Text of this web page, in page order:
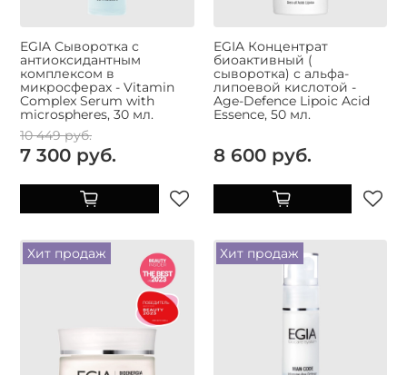
EGIA Сыворотка с
антиоксидантным
комплексом в
микросферах - Vitamin
Complex Serum with
microspheres, 30 мл.
10 449 руб.
7 300 руб.
EGIA Концентрат
биоактивный (
сыворотка) с альфа-
липоевой кислотой -
Age-Defence Lipoic Acid
Essence, 50 мл.
8 600 руб.
Хит продаж Хит продаж